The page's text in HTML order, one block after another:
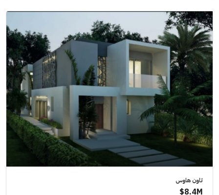
تاون هاوس
8.4M$